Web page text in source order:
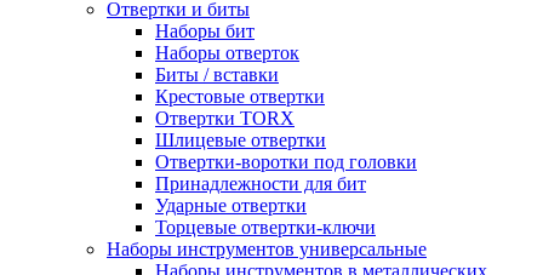
Отвертки и биты
Наборы бит
Наборы отверток
Биты / вставки
Крестовые отвертки
Отвертки TORX
Шлицевые отвертки
Отвертки-воротки под головки
Принадлежности для бит
Ударные отвертки
Торцевые отвертки-ключи
Наборы инструментов универсальные
Наборы инструментов в металлических